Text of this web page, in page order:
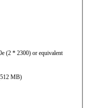
(2 * 2300) or equivalent
MB)